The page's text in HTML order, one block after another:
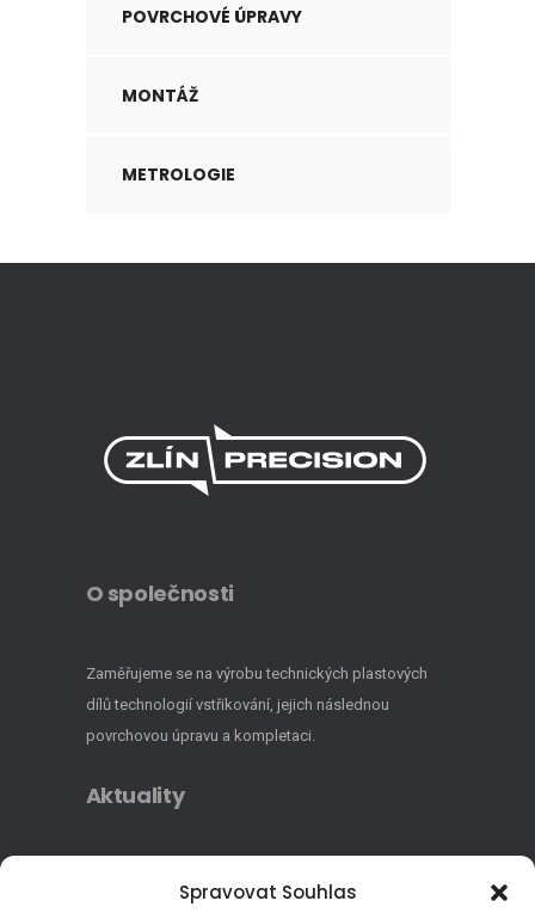
Spravovat Souhlas
POVRCHOVÉ ÚPRAVY
MONTÁŽ
METROLOGIE
O společnosti
Zaměřujeme se na výrobu technických plastových
dílů technologií vstřikování, jejich následnou
povrchovou úpravu a kompletaci.
Aktuality